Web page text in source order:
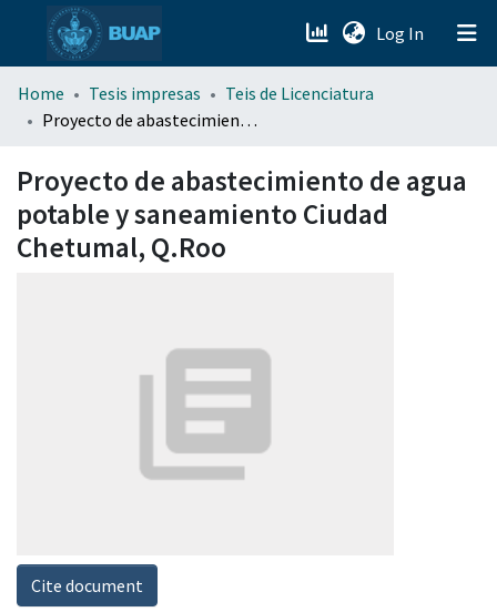
Log In (current)
menu.section.about_menu
Home Tesis impresas
Teis de Licenciatura
Proyecto de abastecimiento de agua potable y saneamiento Ciudad Chetumal, Q.Roo
Proyecto de abastecimiento de agua
potable y saneamiento Ciudad
Chetumal, Q.Roo
Cite document